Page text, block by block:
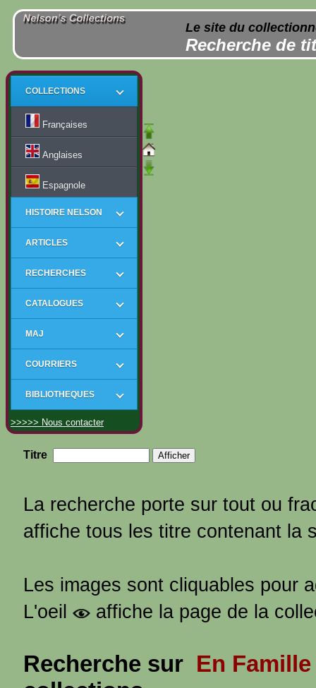
Le site du
Recherche de
COLLECTIONS
Françaises
Anglaises
Espagnole
HISTOIRE NELSON
ARTICLES
RECHERCHES
CATALOGUES
MAJ
COURRIERS
BIBLIOTHEQUES
>>>>> Nous contacter
Titre
La recherche porte sur tout ou
affiche tous les titre contenant la
Les images sont cliquables pour
L'oeil
affiche la page de la
Recherche sur En